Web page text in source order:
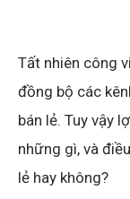
Tất nhiên công
đồng bộ các
bán lẻ. Tuy vậy
những gì, và
lẻ hay không?